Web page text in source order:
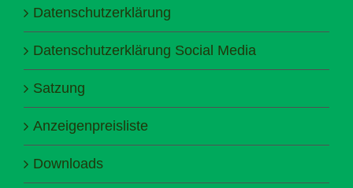
Datenschutzerklärung
Datenschutzerklärung Social Media
Satzung
Anzeigenpreisliste
Downloads